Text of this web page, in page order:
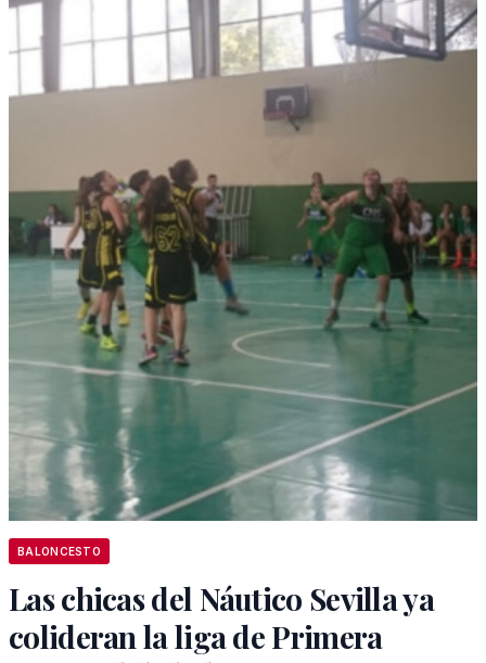
BALONCESTO
Las chicas del Náutico Sevilla ya
colideran la liga de Primera